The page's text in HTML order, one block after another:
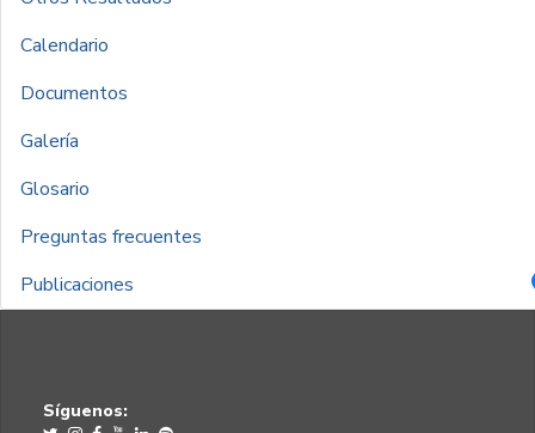
Calendario
Documentos
Galería
Glosario
Preguntas frecuentes
Publicaciones
Síguenos: